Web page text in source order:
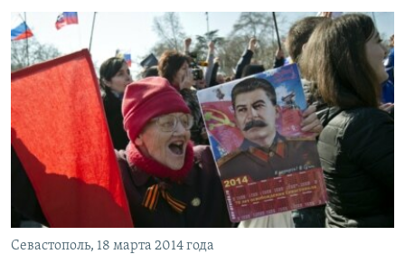
Севастополь, 18 марта 2014 года